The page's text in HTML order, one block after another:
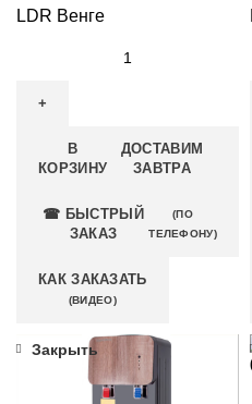
LDR Венге
В
КОРЗИНУ
ДОСТАВИМ
ЗАВТРА
☎ БЫСТРЫЙ
ЗАКАЗ
(ПО
ТЕЛЕФОНУ)
КАК ЗАКАЗАТЬ
(ВИДЕО)
Закрыть